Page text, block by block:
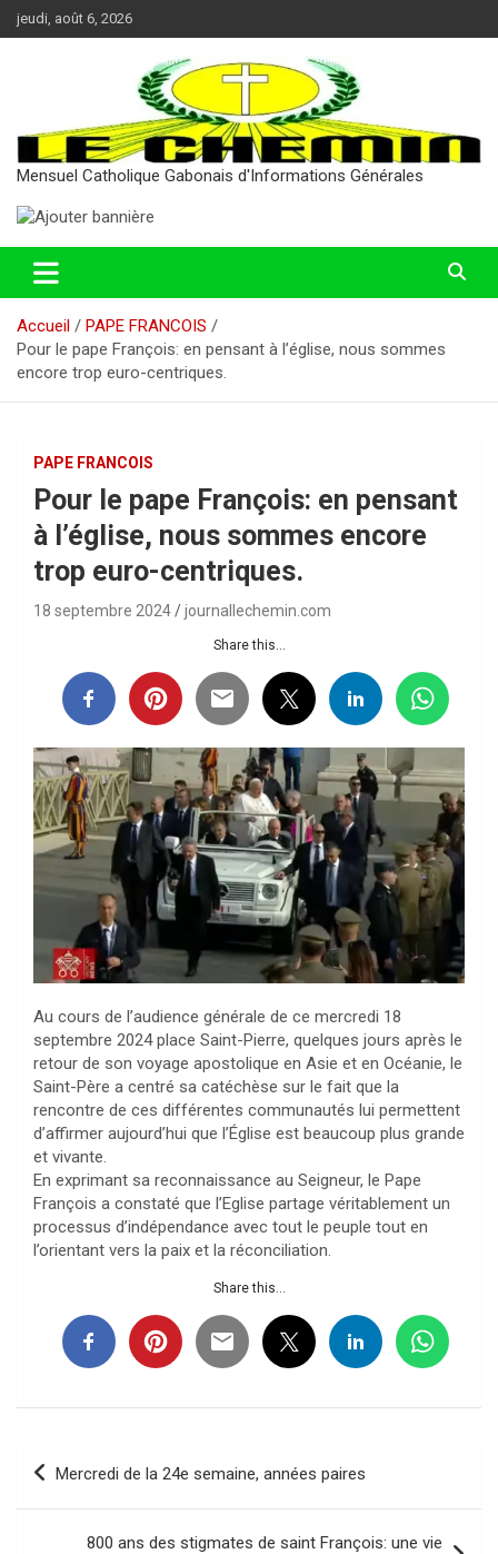
Aller
au
jeudi, août 6, 2026
Mensuel Catholique Gabonais d'Informations Générales
Accueil
PAPE FRANCOIS
Pour le pape François: en pensant à l’église, nous sommes
encore trop euro-centriques.
PAPE FRANCOIS
Pour le pape François: en pensant
à l’église, nous sommes encore
trop euro-centriques.
18 septembre 2024 journallechemin.com
Share this...
Au cours de l’audience générale de ce mercredi 18
septembre 2024 place Saint-Pierre, quelques jours après le
retour de son voyage apostolique en Asie et en Océanie, le
Saint-Père a centré sa catéchèse sur le fait que la
rencontre de ces différentes communautés lui permettent
d’affirmer aujourd’hui que l’Église est beaucoup plus grande
et vivante.
En exprimant sa reconnaissance au Seigneur, le Pape
François a constaté que l’Eglise partage véritablement un
processus d’indépendance avec tout le peuple tout en
l’orientant vers la paix et la réconciliation.
Share this...
Navigation
Mercredi de la 24e semaine, années paires
800 ans des stigmates de saint François: une vie